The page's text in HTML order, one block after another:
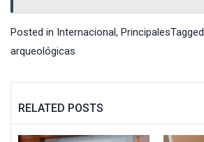
Posted in Internacional, PrincipalesTagged
arqueológicas
RELATED POSTS